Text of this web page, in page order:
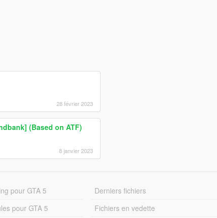
28 février 2023
(Based on ATF)
8 janvier 2023
pour GTA 5
pour GTA 5
Derniers fichiers
Fichiers en vedette